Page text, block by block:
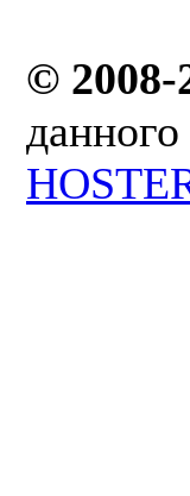
© 2008-